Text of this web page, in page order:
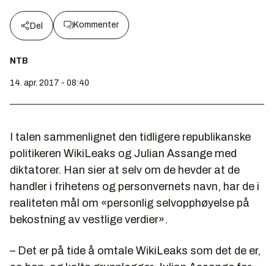
Del Kommenter
NTB
14. apr. 2017 - 08:40
I talen sammenlignet den tidligere republikanske
politikeren WikiLeaks og Julian Assange med
diktatorer. Han sier at selv om de hevder at de
handler i frihetens og personvernets navn, har de i
realiteten mål om «personlig selvopphøyelse på
bekostning av vestlige verdier».
– Det er på tide å omtale WikiLeaks som det de er,